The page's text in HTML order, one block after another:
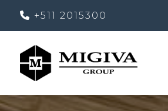
+511 2015300